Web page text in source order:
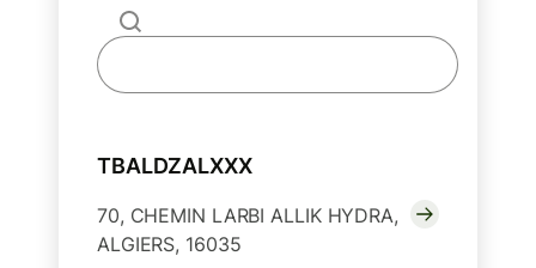
TBALDZALXXX
70, CHEMIN LARBI ALLIK HYDRA,
ALGIERS, 16035